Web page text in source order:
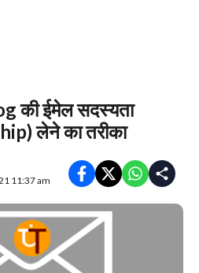
की ईमेल सदस्यता
लेने का तरीका
11:37 am